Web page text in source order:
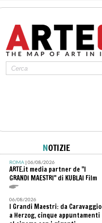
NOTIZIE
ROMA| 06/08/2026
ARTE.it media partner de "I
GRANDI MAESTRI" di KUBLAI Film
06/08/2026
I Grandi Maestri: da Caravaggio
a Herzog, cinque appuntamenti